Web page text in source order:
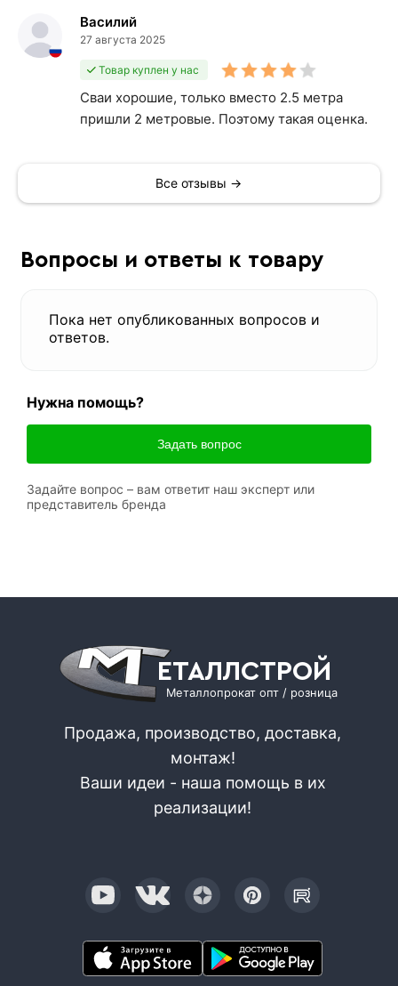
Василий
27 августа 2025
Товар куплен у нас
Сваи хорошие, только вместо 2.5 метра
пришли 2 метровые. Поэтому такая оценка.
Все отзывы →
Вопросы и ответы к товару
Пока нет опубликованных вопросов и
ответов.
Нужна помощь?
Задать вопрос
Задайте вопрос – вам ответит наш эксперт или
представитель бренда
ЕТАЛЛСТРОЙ
Металлопрокат опт / розница
Продажа, производство, доставка,
монтаж!
Ваши идеи - наша помощь в их
реализации!